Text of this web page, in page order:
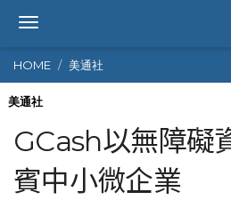
T
g
g
l
n
a
v
i
HOME 美通社
美通社
GCash以無障礙
賓中小微企業